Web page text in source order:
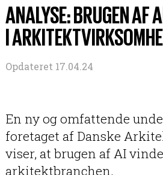
ANALYSE: BRUGEN AF
I
Opdateret 17.04.24
En ny og omfattende
foretaget af Danske
viser, at brugen af AI
arkitektbranchen.